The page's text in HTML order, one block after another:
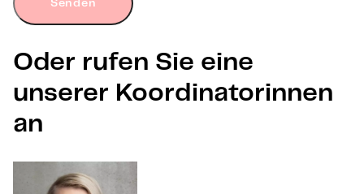
Senden
Oder rufen Sie eine
unserer Koordinatorinnen
an